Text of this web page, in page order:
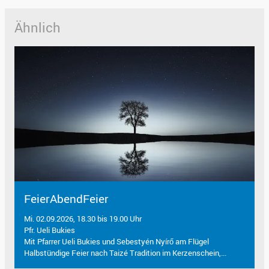
Ähnlich
FeierAbendFeier
Mi. 02.09.2026, 18.30 bis 19.00 Uhr
Pfr. Ueli Bukies
Mit Pfarrer Ueli Bukies und Sebestyén Nyírő am Flügel
Halbstündige Feier nach Taizé Tradition im Kerzenschein,...